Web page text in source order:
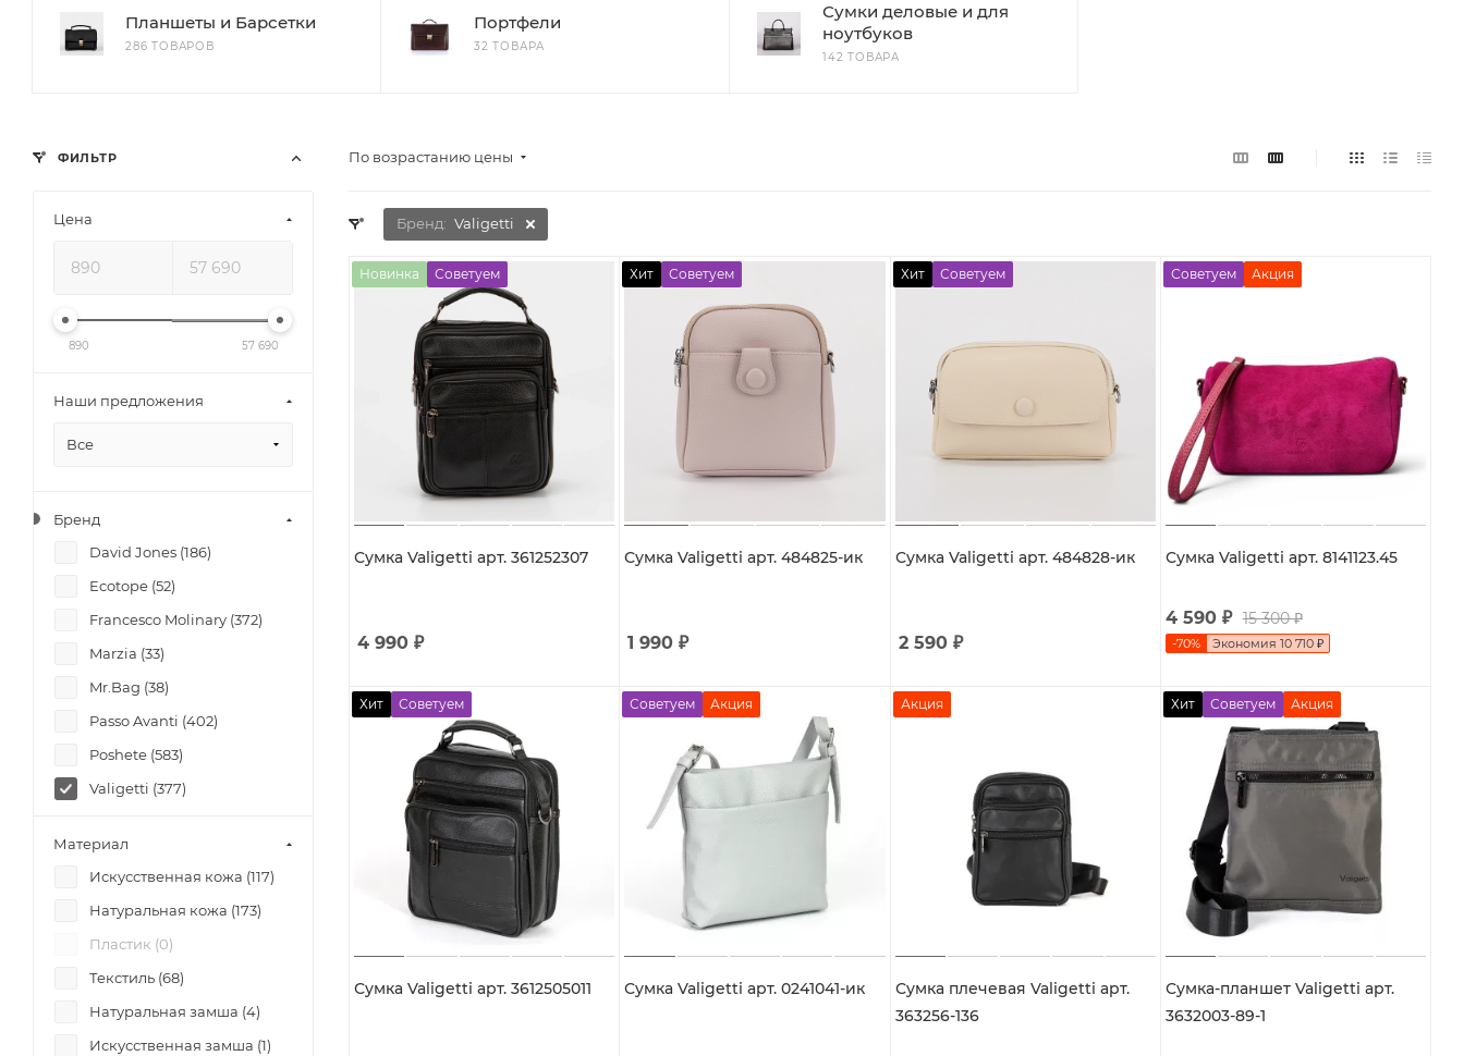
Планшеты и Барсетки
286 ТОВАРОВ
Портфели
32 ТОВАРА
Сумки деловые и для
ноутбуков
142 ТОВАРА
По возрастанию цены
Бренд: Valigetti
Новинка Советуем
Сумка Valigetti арт. 361252307
4 990 ₽
Хит Советуем
Сумка Valigetti арт. 484825-ик
1 990 ₽
Хит Советуем
Сумка Valigetti арт. 484828-ик
2 590₽
Советуем Акция
Сумка Valigetti арт. 8141123.45
4 590₽ 15 300₽
-70% Экономия 10 710₽
Хит Советуем
Сумка Valigetti арт. 3612505011
Советуем Акция
Сумка Valigetti арт. 0241041-ик
Акция
Сумка плечевая Valigetti арт.
363256-136
Хит Советуем Акция
Сумка-планшет Valigetti арт.
3632003-89-1
ФИЛЬТР
Цена
890 57 690
Наши предложения
Все
Бренд
David Jones (186)
Ecotope (52)
Francesco Molinary (372)
Marzia (33)
Mr.Bag (38)
Passo Avanti (402)
Poshete (583)
Valigetti (377)
Материал
Искусственная кожа (117)
Натуральная кожа (173)
Пластик (0)
Текстиль (68)
Натуральная замша (4)
Искусственная замша (1)